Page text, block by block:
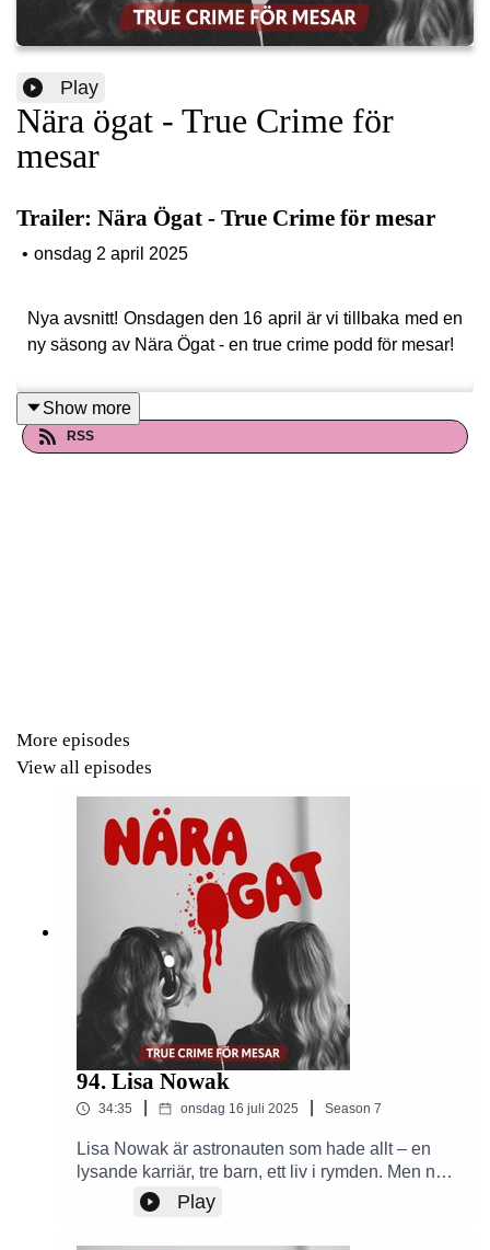
Play
Nära ögat - True Crime för
mesar
Trailer: Nära Ögat - True Crime för mesar
• onsdag 2 april 2025
Nya avsnitt! Onsdagen den 16 april är vi tillbaka med en
ny säsong av Nära Ögat - en true crime podd för mesar!
Show more
RSS
More episodes
View all episodes
94. Lisa Nowak
34:35 onsdag 16 juli 2025 Season 7
Lisa Nowak är astronauten som hade allt – en
lysande karriär, tre barn, ett liv i rymden. Men när
ett hemligt förhållande tar slut förlorar hon
plötsligt kontrollen. En 14 timmar lång bilresa, en
Play